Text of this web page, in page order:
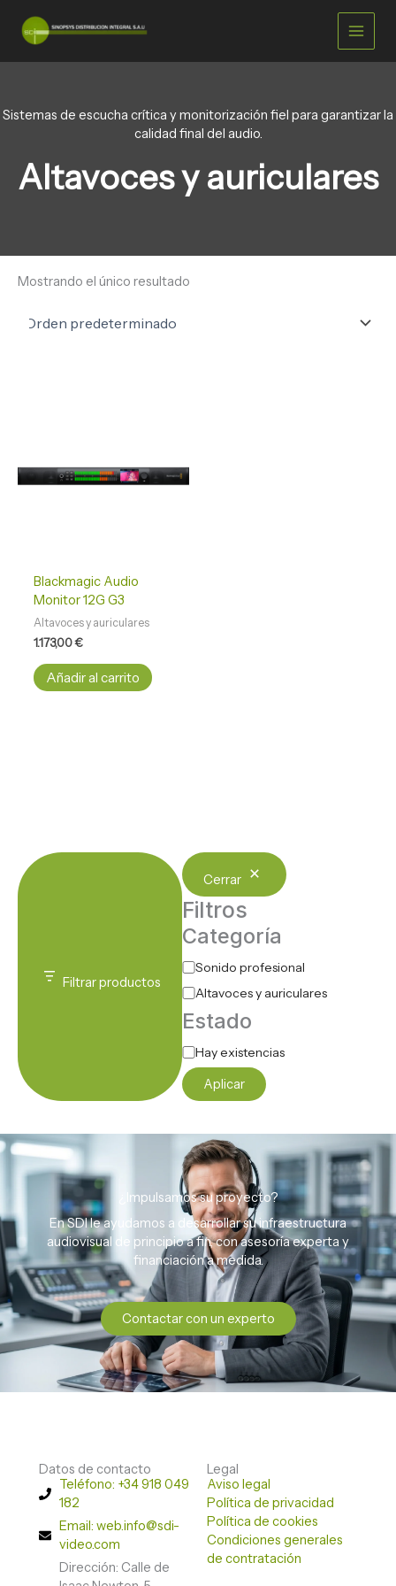
contenido
Sistemas de escucha crítica y monitorización fiel para garantizar la
calidad final del audio.
Altavoces y auriculares
Filtrar productos
Cerrar
Filtros
Categoría
e
r
í
Sonido profesional
Altavoces y auriculares
Estado
p
i
b
l
Hay existencias
Aplicar
Mostrando el único resultado
Blackmagic Audio
Monitor 12G G3
Altavoces y auriculares
1.173,00€
Añadir al carrito
¿Impulsamos su proyecto?
En SDI le ayudamos a desarrollar su infraestructura
audiovisual de principio a fin, con asesoría experta y
financiación a medida.
Contactar con un experto
Datos de contacto
Teléfono: +34 918 049
182
Email: web.info@sdi-
video.com
Dirección: Calle de
Legal
Aviso legal
Política de privacidad
Política de cookies
Condiciones generales
de contratación